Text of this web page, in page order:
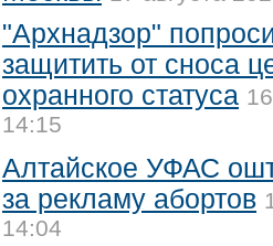
"Архнадзор"
защитить от сноса
охранного статуса
14:15
Алтайское УФАС
за рекламу абортов
14:04